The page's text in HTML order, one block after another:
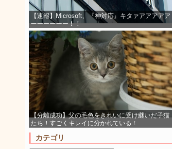
【速報】Microsoft、『神対応』キタァアアアアア
ーーーーーー！！
【分離成功】父の毛色をきれいに受け継いだ子猫
たち！すごくキレイに分かれている！
カテゴリ